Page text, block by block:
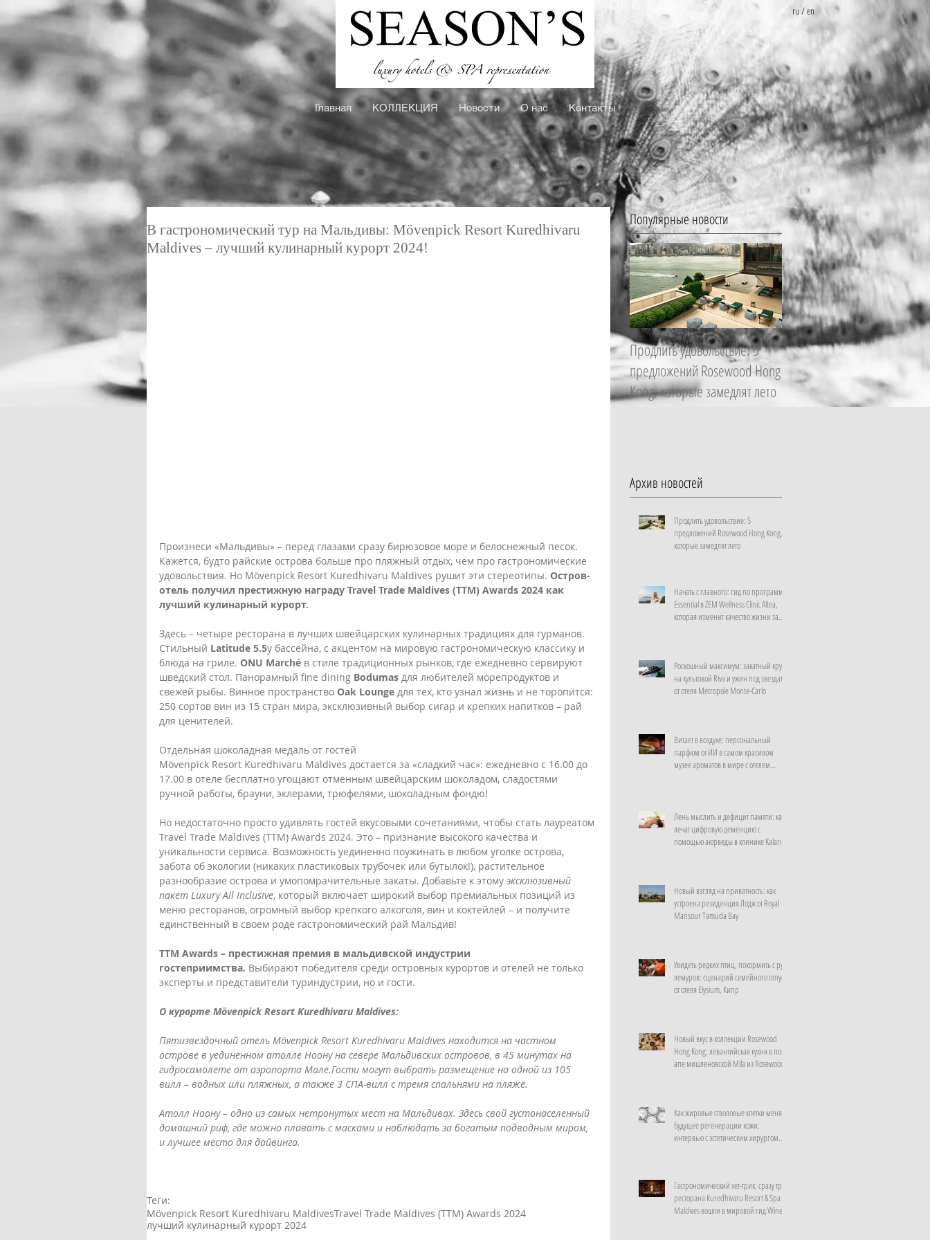
Главная КOЛЛЕКЦИЯ Новости О нас Контакты
ru /en
В гастрономический тур на Мальдивы: Mӧvenpick Resort Kuredhivaru
Maldives – лучший кулинарный курорт 2024!
Произнеси «Мальдивы» – перед глазами сразу бирюзовое море и белоснежный песок.
Кажется, будто райские острова больше про пляжный отдых, чем про гастрономические
удовольствия. Но Mӧvenpick Resort Kuredhivaru Maldives рушит эти стереотипы. Остров-
отель получил престижную награду Travel Trade Maldives (TTM) Awards 2024 как
лучший кулинарный курорт.
Здесь – четыре ресторана в лучших швейцарских кулинарных традициях для гурманов.
Стильный Latitude 5.5у бассейна, c акцентом на мировую гастрономическую классику и
блюда на гриле. ONU Marché в стиле традиционных рынков, где ежедневно сервируют
шведский стол. Панорамный fine dining Bodumas для любителей морепродуктов и
свежей рыбы. Винное пространство Oak Lounge для тех, кто узнал жизнь и не торопится:
250 сортов вин из 15 стран мира, эксклюзивный выбор сигар и крепких напитков – рай
для ценителей.
Отдельная шоколадная медаль от гостей
Mӧvenpick Resort Kuredhivaru Maldives достается за «сладкий час»: ежедневно с 16.00 до
17.00 в отеле бесплатно угощают отменным швейцарским шоколадом, сладостями
ручной работы, брауни, эклерами, трюфелями, шоколадным фондю!
Но недостаточно просто удивлять гостей вкусовыми сочетаниями, чтобы стать лауреатом
Travel Trade Maldives (TTM) Awards 2024. Это – признание высокого качества и
уникальности сервиса. Возможность уединенно поужинать в любом уголке острова,
забота об экологии (никаких пластиковых трубочек или бутылок!), растительное
разнообразие острова и умопомрачительные закаты. Добавьте к этому эксклюзивный
пакет Luxury All Inclusive, который включает широкий выбор премиальных позиций из
меню ресторанов, огромный выбор крепкого алкоголя, вин и коктейлей – и получите
единственный в своем роде гастрономический рай Мальдив!
TTM Awards – престижная премия в мальдивской индустрии
гостеприимства. Выбирают победителя среди островных курортов и отелей не только
эксперты и представители туриндустрии, но и гости.
О курорте Mövenpick Resort Kuredhivaru Maldives:
Пятизвездочный отель Mӧvenpick Resort Kuredhivaru Maldives находится на частном
острове в уединенном атолле Ноону на севере Мальдивских островов, в 45 минутах на
гидросамолете от аэропорта Мале.Гости могут выбрать размещение на одной из 105
вилл – водных или пляжных, а также 3 СПА-вилл с тремя спальнями на пляже.
Атолл Ноону – одно из самых нетронутых мест на Мальдивах. Здесь свой густонаселенный
домашний риф, где можно плавать с масками и наблюдать за богатым подводным миром,
и лучшее место для дайвинга.
Теги:
Mӧvenpick Resort Kuredhivaru MaldivesTravel Trade Maldives (TTM) Awards 2024
лучший кулинарный курорт 2024
Популярные новости
Продлить удовольствие: 5
предложений Rosewood Hong
Kong, которые замедлят лето
Начать с главного: гид по
программе Essential в ZEM
Wellness Clinic Altea, которая
изменит качество жизни за
Архив новостей
Продлить удовольствие: 5
предложений Rosewood Hong Kong,
которые замедлят лето
Начать с главного: гид по программе
Essential в ZEM Wellness Clinic Altea,
которая изменит качество жизни за
Роскошный максимум: закатный круиз
на культовой Riva и ужин под звездами
от отеля Metropole Monte-Carlo
Витает в воздухе: персональный
парфюм от ИИ в самом красивом
музее ароматов в мире с отелем
Лень мыслить и дефицит памяти: как
лечат цифровую деменцию с
помощью аюрведы в клинике Kalari
Новый взгляд на приватность: как
устроена резиденция Лодж от Royal
Mansour Tamuda Bay
Увидеть редких птиц, покормить с рук
лемуров: сценарий семейного отпуска
от отеля Elysium, Кипр
Новый вкус в коллекции Rosewood
Hong Kong: левантийская кухня в поп-
апе мишленовской Mila из Rosewood
Как жировые стволовые клетки меняют
будущее регенерации кожи:
интервью с эстетическим хирургом
Гастрономический хет-трик: сразу три
ресторана Kuredhivaru Resort & Spa
Maldives вошли в мировой гид Wine